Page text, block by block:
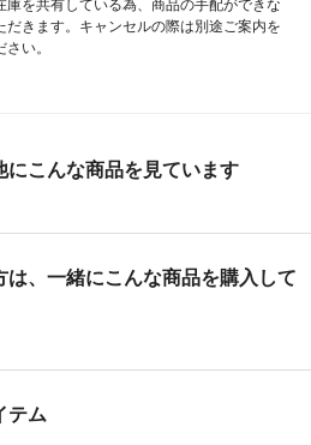
を共有している為、商品の手配ができな
きます。キャンセルの際は別途ご案内を
い。
にこんな商品を見ています
は、一緒にこんな商品を購入して
テム